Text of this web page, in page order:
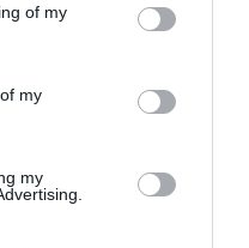
of my
my
my
Site.
por e-mail.
contrário, os portes
pressupõe que
a nossa